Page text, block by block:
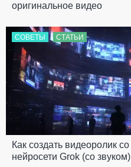
оригинальное видео
СОВЕТЫ СТАТЬИ
Как создать видеоролик
нейросети Grok (со звуком)